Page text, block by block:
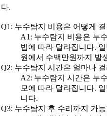
다.
Q1: 누수탐지 비용은 어떻게
A1: 누수탐지 비용은 누
법에 따라 달라집니다.
원에서 수백만원까지 발
Q2: 누수탐지 시간은 얼마나
A2: 누수탐지 시간은 누
모에 따라 달라집니다.
니다.
Q3: 누수탐지 후 수리까지 가